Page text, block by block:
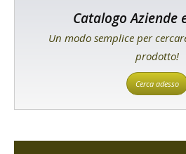
Catalogo Aziende
Un modo semplice per
prodotto!
Cerca adesso